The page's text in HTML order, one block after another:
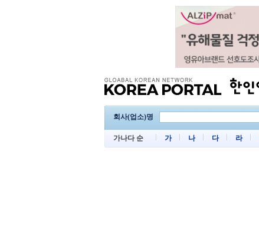
회사(업소)명
가나다 순 가 나 다 라